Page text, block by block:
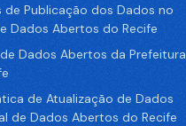
de Publicação dos Dados no
Dados Abertos do Recife
Dados Abertos da Prefeitura
de Atualização de Dados
de Dados Abertos do Recife